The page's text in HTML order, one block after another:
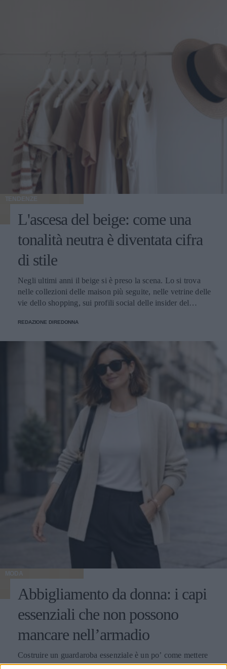
TENDENZE
L'ascesa del beige: come una
tonalità neutra è diventata cifra
di stile
Negli ultimi anni il beige si è preso la scena. Lo si trova nelle collezioni delle maison più seguite, nelle vetrine delle vie dello shopping, sui profili social delle insider del settore e nei guardaroba delle donne che alla moda dedicano attenzione. È diventato il colore che racconta il momento, quello che torna ogni stagione con declinazioni sempre nuove e che oggi vive un'esposizione mediatica raramente vista in passato. Le ragioni di questa centralità si intrecciano. Il beige risponde perfettamente al gusto contemporaneo per l'eleganza misurata, fatta di toni desaturati e capi pensati per durare. Si adatta splendidamente nei contesti più diversi: in ufficio, a una cena, in un weekend fuori porta, mantenendo sempre lo stesso registro raffinato. E lavora benissimo davanti all'obiettivo, sotto qualunque tipo di luce, su qualunque tipo di sfondo urbano o naturale. Il risultato è che oggi parlare di moda femminile senza nominare il beige è praticamente impossibile. Cappotti, giacche, trench, pantaloni, maglie, accessori: la palette neutra ha colonizzato ogni categoria del guardaroba, con una versatilità che continua a sorprendere addette ai lavori e appassionate. Le mille sfumature di una tonalità solo apparentemente uniforme Dietro al beige si nasconde una gamma cromatica vastissima, fatta di sfumature che cambiano carattere a seconda di quanto pendono verso il caldo o verso il freddo, di quanto sono sature o desaturate, di quanto si avvicinano al bianco o si spingono verso il marrone. Quelle più calde - cammello, biscotto, tabacco, miele - evocano immediatamente comfort e ricchezza. Hanno una nota dorata che richiama i tessuti pregiati come il cashmere e la lana d'agnello, e nelle collezioni invernali fanno la parte del leone. Le si vede su cappotti dal taglio classico, su giacche dalla linea morbida, su maglie oversize pensate per i mesi freddi. Le sfumature fredde - greige, nude rosato, beige cinereo, taupe - raccontano un'altra storia. Sono più contemporanee e sono perfette su tagli netti e silhouette moderne. Hanno conquistato spazio nel gusto urbano delle grandi capitali della moda, da Copenaghen a Tokyo, dove vengono interpretate in chiave minimalista con linee rigorose e proporzioni studiate. Tra questi due poli si muovono i beige neutri, i veri jolly del guardaroba che si abbinano a tutto: ai grigi, ai blu, ai bianchi, ai colori accesi che vogliano un punto di calma. Sono le tonalità che ogni stylist tiene a portata di mano per bilanciare un look senza forzature. A ognuna la sua sfumatura Una delle ragioni del successo del beige è semplice: con la sfumatura giusta, sta bene davvero a tutte. La famiglia cromatica è così ampia che ogni tipo di carnagione trova la sua declinazione ideale - basta scegliere il sottotono adatto al colore della pelle, degli occhi e dei capelli. Le donne con pelle chiara e sottotono freddo trovano la loro dimensione nei greige, nei nude rosati e nei beige cinerei, che dialogano in modo naturale con incarnati tenui. Le pelli ambrate, olivastre o dorate si illuminano con i cammello, i biscotto e i tabacco, che esaltano il calore della carnagione. Le pelli medie con sottotono neutro hanno la fortuna di poter giocare con quasi tutte le sfumature della palette, dalle più chiare alle più sature. Un altro punto di forza è il rapporto con la luce. Sotto il sole estivo il beige si accende e diventa solare, sotto i cieli grigi invernali mantiene calore e presenza, alla luce artificiale degli ambienti chiusi resta sempre raffinato senza appiattirsi. Pochi colori conservano il proprio carattere in ogni condizione di illuminazione, e questa qualità rende il beige un alleato prezioso per le giornate fatte di molti cambi di scena. A questo si aggiunge la sua flessibilità: il beige si adatta a ogni ambiente, dal più formale al più rilassato. Sta bene in ufficio, in una riunione importante, a una cerimonia, a una cena tra amiche, a una passeggiata del sabato pomeriggio. Pochi colori coprono una gamma così ampia di occasioni mantenendo intatta la propria eleganza. Total beige: come indossarlo senza appiattirlo Tra le tendenze più forti degli ultimi anni c'è il total beige look, che consiste nel vestirsi interamente in sfumature della stessa famiglia cromatica, dal capospalla alle scarpe. Una formula che richiede attenzione per riuscire bene, ma che ben dosata regala risultati di grande raffinatezza. Il segreto sta nel giocare con sottotoni vicini ma diversi. Un pantalone color sabbia abbinato a una camicia écru e a un capospalla cammello dà molto più carattere di un look fatto di un'unica identica tonalità ripetuta dalla testa ai piedi. Le piccole variazioni cromatiche danno profondità all'insieme e impediscono l'effetto monotono. Determinante è anche il mix di materiali. Quando il colore è uniforme, sono le texture a fare la differenza: una camicia di seta sotto una giacca di lana, un pantalone di lino con un capospalla in cashmere, accessori in pelle che dialogano con maglie morbide. Il gioco delle superfici tattili è ciò che trasforma un total look beige da banale a sofisticato. Attenzione alla la regola del dettaglio che spezza. Una cintura in cuoio scuro, una collana dorata, un foulard con un accento più caldo o più freddo: piccoli scostamenti che danno ritmo al look e gli regalano carattere senza intaccare la coerenza cromatica. Un accessorio scelto bene fa la differenza tra un outfit elegante e un outfit memorabile. Dal lino estivo al cashmere invernale: una palette per tutto l'anno Una delle qualità più apprezzate del beige è la capacità di accompagnare il guardaroba lungo tutte le stagioni. In estate vive nei lini grezzi, nei cotoni leggeri e nelle sete fresche; in primavera e autunno passa ai twill, ai jersey strutturati e ai velluti; in inverno diventa protagonista delle materie nobili come cashmere, lana vergine, alpaca e mohair. Questa continuità ha cambiato il modo in cui molte donne pensano agli acquisti. Anziché ripartire da capo a ogni cambio di stagione, si ragiona per filoni cromatici che durano nel tempo: capi che dialogano tra loro mese dopo mese, accessori che stanno bene su outfit diversi, una palette che permette di mescolare gli investimenti fatti in momenti differenti dell'anno senza rotture stilistiche. I capispalla sono il terreno dove questa logica dà i risultati migliori. Un cappotto beige si adatta alle occasioni più diverse con una facilità che pochi altri capi possiedono: si presta a tagli classici e contemporanei, dialoga con qualunque palette del guardaroba sottostante, risalta l'eleganza di un completo formale come la vivacità di un look casual. La conferma di questa versatilità si può rintracciare guardando alle proposte di realtà consolidate come Cinzia Rocca, che hanno fatto della sartorialità italiana applicata al capospalla la propria firma: ogni cappotto beige da donna dell’azienda è pensato per durare nel tempo, grazie a tagli che restano attuali stagione dopo stagione e a lavorazioni che portano avanti la tradizione artigianale del Made in Italy. Il beige in passerella: una palette che valorizza il taglio Chi segue le sfilate sa che il beige ricorre con costanza in ogni stagione, dalle collezioni primavera-estate a quelle autunno-inverno. Non è una scelta casuale: la palette neutra valorizza il taglio del capo, mette in luce la qualità della lavorazione, fa emergere la pulizia delle linee senza che il colore rubi la scena. Quando un capo sfila in cammello chiaro o in sabbia, l'occhio coglie subito la forma: il volume delle spalle, la cadenza dei dettagli sartoriali, la cintura che disegna la vita, la lunghezza che dialoga con la figura. Il beige risulta una lente che porta in primo piano tutto il lavoro tecnico, e per questo i designer che vogliono far parlare la propria competenza scelgono spesso la palette neutra come terreno di esposizione del proprio savoir-faire. Anche la resa fotografica gioca un ruolo importante. Sotto le luci intense delle sfilate i toni beige restituiscono al meglio la materia: si vede la mano del tessuto, si percepisce il peso della lana o la leggerezza del lino, si distingue il cashmere dalla pura vergine. Gli scatti che escono dalle passerelle raccontano così la realtà del capo con un'onestà rara, e ogni uscita diventa un'occasione di comunicazione tecnica oltre che estetica. Vale infine il discorso delle uscite in serie. La palette neutra permette di mandare in scena interi blocchi di collezione fondati sulla coerenza cromatica: a quel punto sono il taglio, il volume e i piccoli scarti di sfumatura a fare la differenza tra un look e l'altro. Un linguaggio di sfilata raffinato che premia l'occhio attento e che funziona ugualmente bene nelle collezioni leggere della bella stagione come in quelle stratificate dei mesi freddi. Il beige come dichiarazione: meno rumore, più identità Il successo del beige racconta qualcosa di più ampio sul modo in cui le donne hanno deciso di vestirsi oggi. Racconta il superamento dell'estetica dei colori accesi a ogni costo, l'affermazione di un gusto che riconosce nell'eleganza discreta una forma di stile più matura, l'emergere di una moda che lavora per coerenza anziché per impatto immediato. Scegliere il beige significa anche scegliere un rapporto diverso con il calendario delle tendenze. Vuol dire prediligere una palette stabile che resta attuale a distanza di anni, capace di accompagnare il guardaroba lungo cicli di rinnovo molto più ampi di quelli imposti dalle collezioni stagionali. È una scelta da donna che sa cosa le piace, e che premia chi la fa con un guardaroba più funzionale, fatto di capi che si sostengono a vicenda. C'è infine una dimensione personale che merita attenzione. Quando il colore lavora in secondo piano, ciò che resta in primo piano è chi indossa il capo: il viso, il portamento, l'energia che ognuna porta con sé. Il beige restituisce centralità alla donna e le lascia definire il significato di ciò che indossa. In un'epoca in cui spesso il guardaroba urla per farsi n
REDAZIONE DIREDONNA
MODA
Abbigliamento da donna: i capi
essenziali che non possono
mancare nell’armadio
Costruire un guardaroba essenziale è un po’ come mettere
a punto una buona routine: quando funziona, ti semplifica